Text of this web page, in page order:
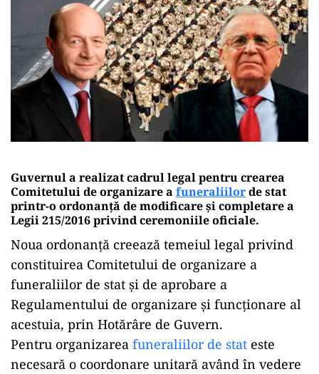
Guvernul a realizat cadrul legal pentru crearea
Comitetului de organizare a funeraliilorde stat
printr-o ordonanţă de modificare şi completare a
Legii 215/2016 privind ceremoniile oficiale.
Noua ordonanță creează temeiul legal privind
constituirea Comitetului de organizare a
funeraliilor de stat și de aprobare a
Regulamentului de organizare și funcționare al
acestuia, prin Hotărâre de Guvern.
Pentru organizarea funeraliilor de stat este
necesară o coordonare unitară având în vedere